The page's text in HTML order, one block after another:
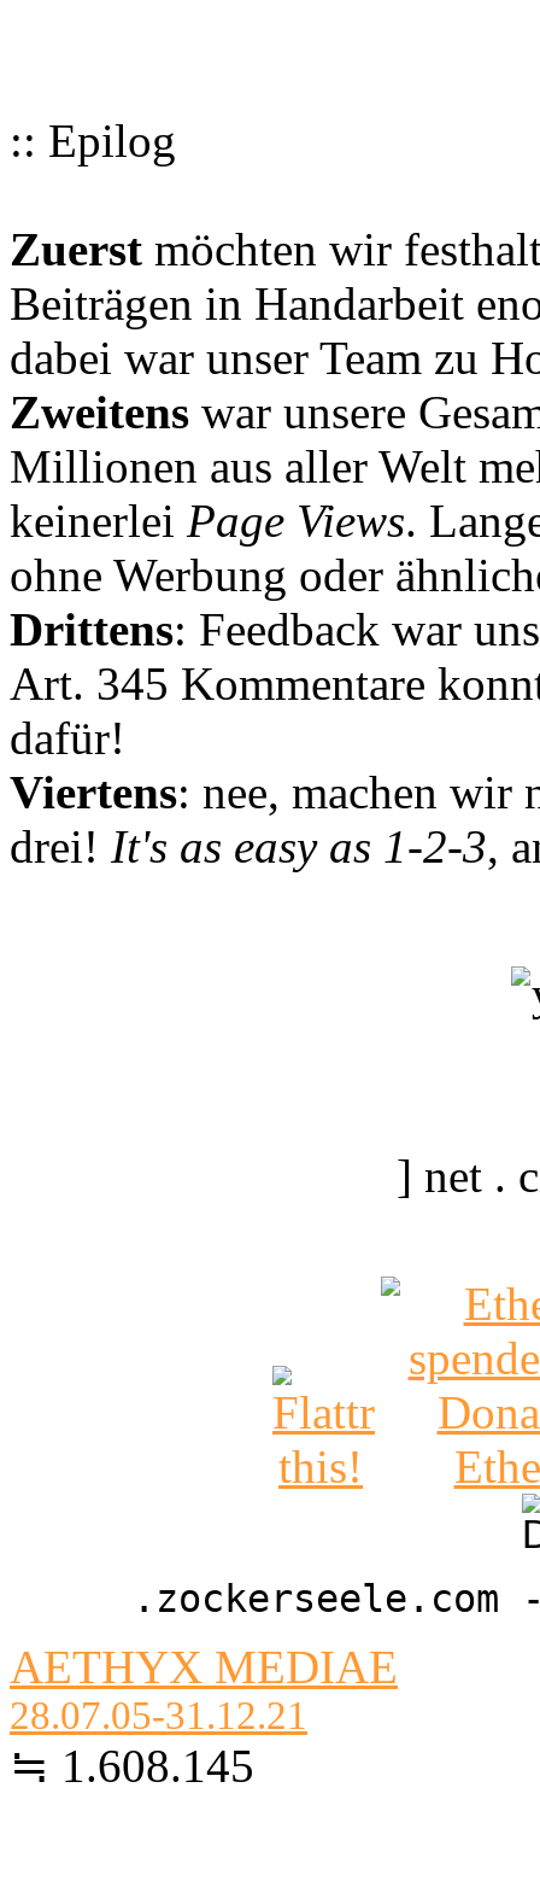
:: Epilog
Zuerst möchten wir
Beiträgen in Handarbeit
dabei war unser Team zu
Zweitens war unsere
Millionen aus aller Welt
keinerlei Page Views.
ohne Werbung oder
Drittens: Feedback war
Art. 345 Kommentare
dafür!
Viertens: nee, machen wir
drei! It's as easy as 1-2-3,
] net .
AETHYX MEDIAE
28.07.05-31.12.21
≒ 1.608.145